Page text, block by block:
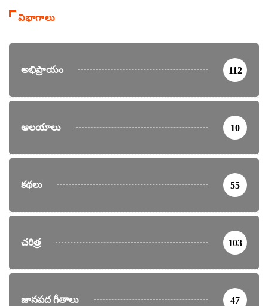
విభాగాలు
అభిప్రాయం 112
ఆలయాలు 10
కథలు 55
చరిత్ర 103
జానపద గీతాలు 47